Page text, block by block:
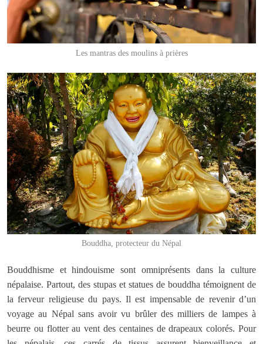
Les mantras des moulins à prières
Bouddha, protecteur du Népal
Bouddhisme et hindouisme sont omniprésents dans la culture
népalaise. Partout, des stupas et statues de bouddha témoignent de
la ferveur religieuse du pays. Il est impensable de revenir d’un
voyage au Népal sans avoir vu brûler des milliers de lampes à
beurre ou flotter au vent des centaines de drapeaux colorés. Pour